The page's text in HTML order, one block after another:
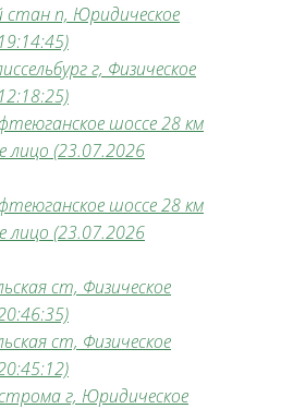
стан п, Юридическое
г, Физическое
шоссе 28 км
лицо (23.07.2026
шоссе 28 км
лицо (23.07.2026
ст, Физическое
ст, Физическое
г, Юридическое